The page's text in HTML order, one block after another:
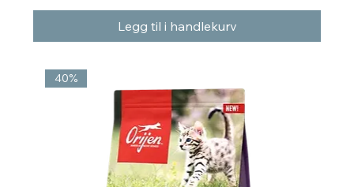
Legg til i handlekurv
40%